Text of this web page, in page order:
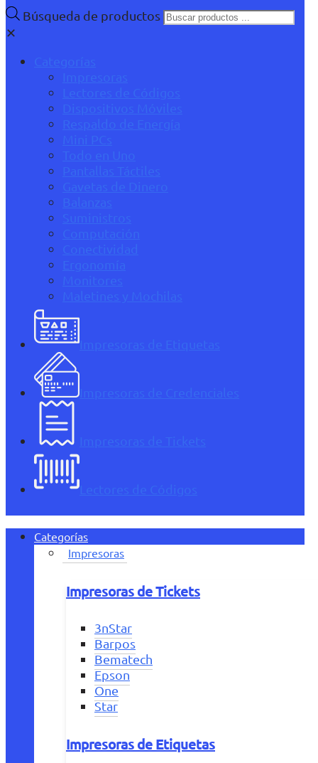
Búsqueda de productos
✕
Categorías
Impresoras
Lectores de Códigos
Dispositivos Móviles
Respaldo de Energía
Mini PCs
Todo en Uno
Pantallas Táctiles
Gavetas de Dinero
Balanzas
Suministros
Computación
Conectividad
Ergonomía
Monitores
Maletines y Mochilas
Impresoras de Etiquetas
Impresoras de Credenciales
Impresoras de Tickets
Lectores de Códigos
Categorías
Impresoras
Impresoras de Tickets
3nStar
Barpos
Bematech
Epson
One
Star
Impresoras de Etiquetas